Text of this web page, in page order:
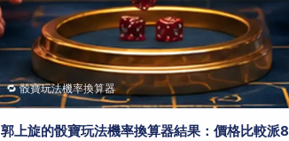
🔁 骰寶玩法機率換算器
郭上旋的骰寶玩法機率換算器結果：價格比較派8